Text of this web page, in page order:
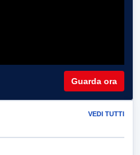
Guarda ora
VEDI TUTTI